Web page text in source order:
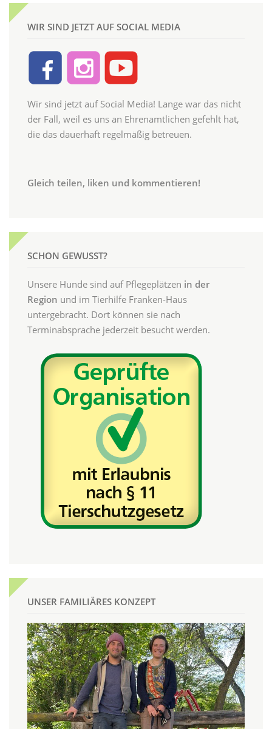
WIR SIND JETZT AUF SOCIAL MEDIA
Wir sind jetzt auf Social Media! Lange war das nicht
der Fall, weil es uns an Ehrenamtlichen gefehlt hat,
die das dauerhaft regelmäßig betreuen.
Gleich teilen, liken und kommentieren!
SCHON GEWUSST?
Unsere Hunde sind auf Pflegeplätzen in der
Region und im Tierhilfe Franken-Haus
untergebracht. Dort können sie nach
Terminabsprache jederzeit besucht werden.
UNSER FAMILIÄRES KONZEPT